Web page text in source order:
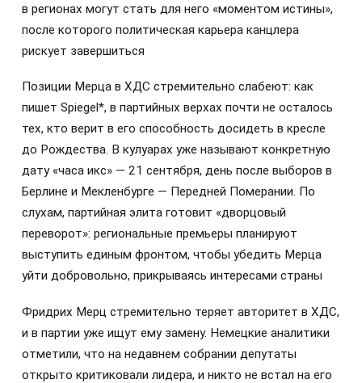
в регионах могут стать для него «моментом истины»,
после которого политическая карьера канцлера
рискует завершиться
Позиции Мерца в ХДС стремительно слабеют: как
пишет Spiegel*, в партийных верхах почти не осталось
тех, кто верит в его способность досидеть в кресле
до Рождества. В кулуарах уже называют конкретную
дату «часа икс» — 21 сентября, день после выборов в
Берлине и Мекленбурге — Передней Померании. По
слухам, партийная элита готовит «дворцовый
переворот»: региональные премьеры планируют
выступить единым фронтом, чтобы убедить Мерца
уйти добровольно, прикрываясь интересами страны
Фридрих Мерц стремительно теряет авторитет в ХДС,
и в партии уже ищут ему замену. Немецкие аналитики
отметили, что на недавнем собрании депутаты
открыто критиковали лидера, и никто не встал на его